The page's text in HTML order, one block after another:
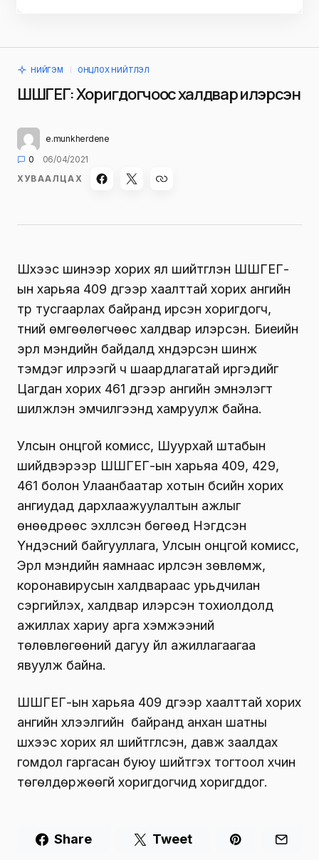
НИЙГЭМ ОНЦЛОХ НИЙТЛЭЛ
ШШГЕГ: Хоригдогчоос халдвар илэрсэн
e.munkherdene
0
06/04/2021
ХУВААЛЦАХ
Шүүхээс шинээр хорих ял шийтгүүлэн ШШГЕГ-
ын харьяа 409 дүгээр хаалттай хорих ангийн
түр тусгаарлах байранд ирсэн хоригдогч,
түүний өмгөөлөгчөөс халдвар илэрсэн. Биеийн
эрүүл мэндийн байдалд хүндэрсэн шинж
тэмдэг илрээгүй ч шаардлагатай иргэдийг
Цагдан хорих 461 дүгээр ангийн эмнэлэгт
шилжүүлэн эмчилгээнд хамруулж байна.
Улсын онцгой комисс, Шуурхай штабын
шийдвэрээр ШШГЕГ-ын харьяа 409, 429,
461 болон Улаанбаатар хотын бүсийн хорих
ангиудад дархлаажуулалтын ажлыг
өнөөдрөөс эхлүүлсэн бөгөөд Нэгдсэн
Үндэсний байгууллага, Улсын онцгой комисс,
Эрүүл мэндийн яамнаас ирүүлсэн зөвлөмж,
коронавирусын халдвараас урьдчилан
сэргийлэх, халдвар илэрсэн тохиолдолд
ажиллах хариу арга хэмжээний
төлөвлөгөөний дагуу үйл ажиллагаагаа
явуулж байна.
ШШГЕГ-ын харьяа 409 дүгээр хаалттай хорих
ангийн хүлээлгийн байранд анхан шатны
шүүхээс хорих ял шийтгүүлсэн, давж заалдах
гомдол гаргасан буюу шийтгэх тогтоол хүчин
төгөлдөржөөгүй хоригдогчид хоригддог.
Share Tweet